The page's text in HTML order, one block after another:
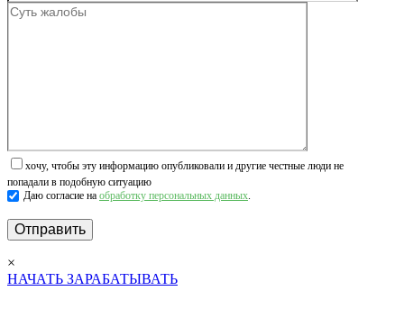
хочу, чтобы эту информацию опубликовали и другие честные люди не
попадали в подобную ситуацию
Даю согласие на обработку персональных данных.
×
НАЧАТЬ ЗАРАБАТЫВАТЬ